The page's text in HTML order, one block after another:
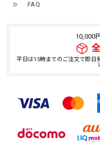
FAQ
10,000
平日は15時までのご注文で即